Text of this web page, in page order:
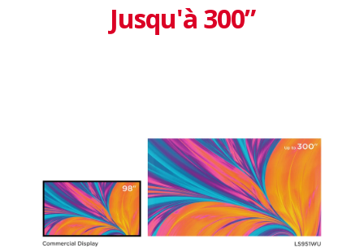
Jusqu'à 300”